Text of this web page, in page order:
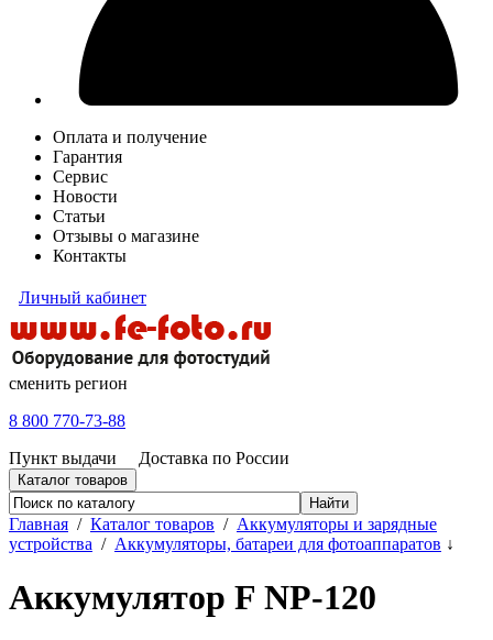
Оплата и получение
Гарантия
Сервис
Новости
Статьи
Отзывы о магазине
Контакты
Личный кабинет
сменить регион
8 800 770-73-88
Пункт выдачи
Доставка по России
Каталог товаров
Главная / Каталог товаров / Аккумуляторы и зарядные
устройства / Аккумуляторы, батареи для фотоаппаратов ↓
Аккумулятор F NP-120